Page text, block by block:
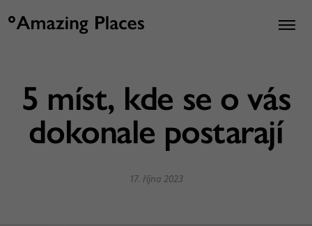
5 míst, kde se o vás
dokonale postarají
17. října 2023